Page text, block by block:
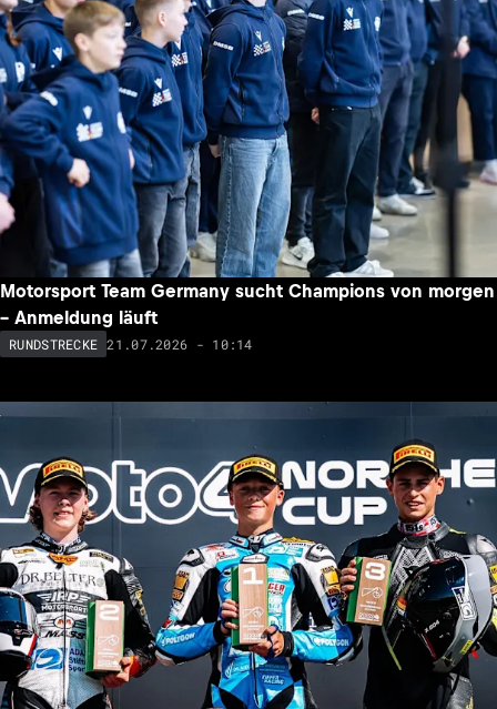
Motorsport Team Germany sucht Champions von morgen
– Anmeldung läuft
RUNDSTRECKE 21.07.2026 - 10:14